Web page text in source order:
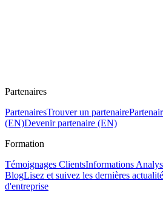
Partenaires
PartenairesTrouver un partenaire
(EN)Devenir partenaire (EN)
Formation
Témoignages ClientsInformations
BlogLisez et suivez les dernières
d'entreprise